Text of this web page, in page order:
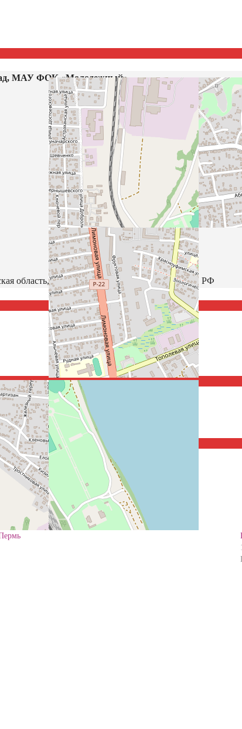
МАУ ФОК «Молодежный»
область, Южный федеральный округ, 400021, РФ